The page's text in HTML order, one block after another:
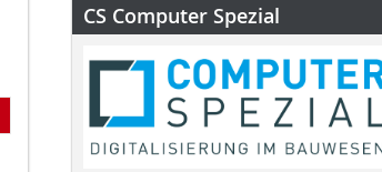
CS Computer Spezial